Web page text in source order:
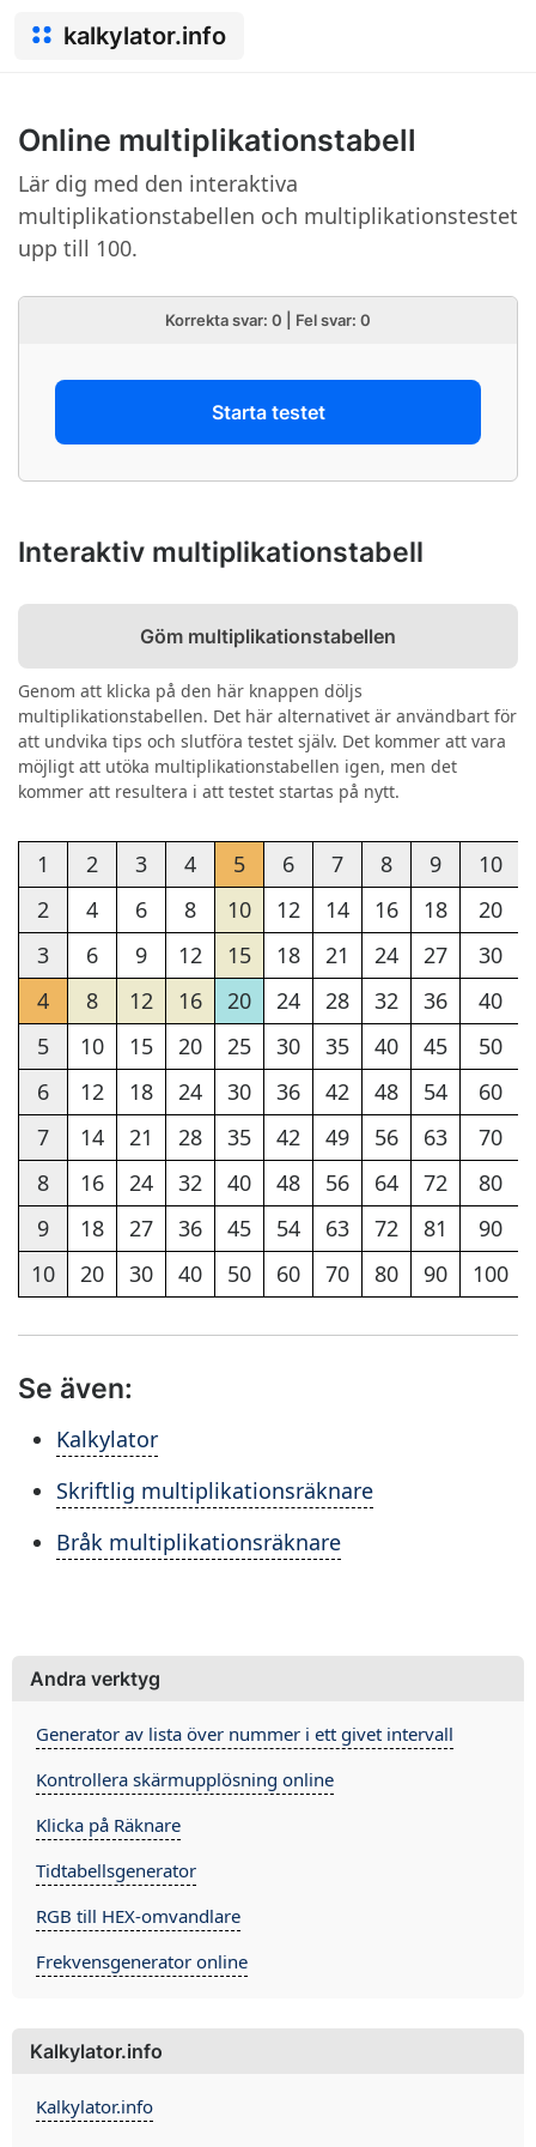
kalkylator.info
Online multiplikationstabell
Lär dig med den interaktiva
multiplikationstabellen och multiplikationstestet
upp till 100.
Korrekta svar: 0 | Fel svar: 0
Starta testet
Interaktiv multiplikationstabell
Göm multiplikationstabellen
Genom att klicka på den här knappen döljs
multiplikationstabellen. Det här alternativet är användbart för
att undvika tips och slutföra testet själv. Det kommer att vara
möjligt att utöka multiplikationstabellen igen, men det
kommer att resultera i att testet startas på nytt.
1 2 3 4 5 6 7 8 9
10
2
4 6 8 10 12 14 16 18
20
3
6 9 12 15 18 21 24 27
30
4
8 12 16 20 24 28 32 36
40
5
10 15 20 25 30 35 40 45
50
6
12 18 24 30 36 42 48 54
60
7
14 21 28 35 42 49 56 63
70
8
16 24 32 40 48 56 64 72
80
9
18 27 36 45 54 63 72 81
90
10
20 30 40 50 60 70 80 90 100
Se även:
Kalkylator
Skriftlig multiplikationsräknare
Bråk multiplikationsräknare
Andra verktyg
Generator av lista över nummer i ett givet intervall
Kontrollera skärmupplösning online
Klicka på Räknare
Tidtabellsgenerator
RGB till HEX-omvandlare
Frekvensgenerator online
Kalkylator.info
Kalkylator.info